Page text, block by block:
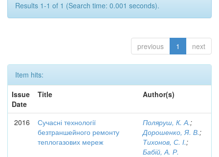
Results 1-1 of 1 (Search time: 0.001 seconds).
previous 1 next
Item hits:
Issue
Date
Title Author(s)
2016
Сучасні технології
безтраншейного ремонту
теплогазових мереж
Поляруш, К. А.;
Дорошенко, Я. В.;
Тихонов, С. І.;
Бабій, А. Р.